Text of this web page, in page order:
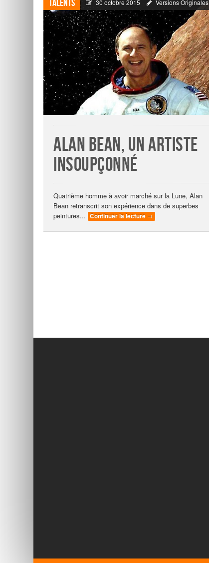
Talents 30 octobre 2015 Versions Originales
Alan Bean, un artiste
insoupçonné
Quatrième homme à avoir marché sur la Lune, Alan
Bean retranscrit son expérience dans de superbes
peintures... Continuer la lecture →